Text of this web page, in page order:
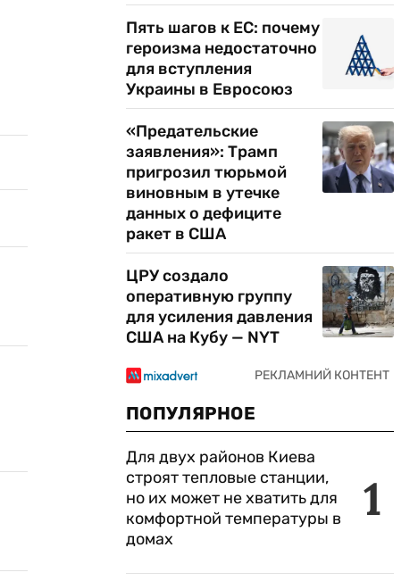
Пять шагов к ЕС: почему
героизма недостаточно
для вступления
Украины в Евросоюз
«Предательские
заявления»: Трамп
пригрозил тюрьмой
виновным в утечке
данных о дефиците
ракет в США
ЦРУ создало
оперативную группу
для усиления давления
США на Кубу — NYT
ПОПУЛЯРНОЕ
1
Для двух районов Киева
строят тепловые станции,
но их может не хватить для
комфортной температуры в
домах